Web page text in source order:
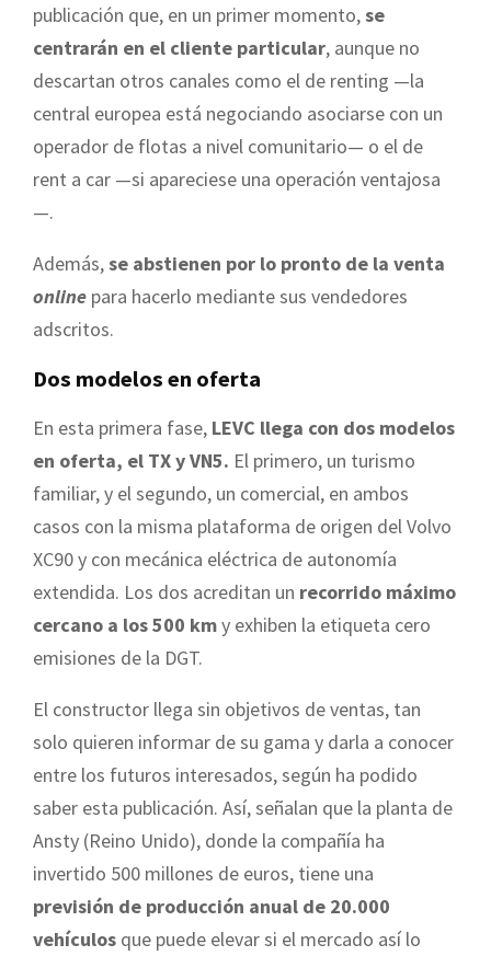
publicación que, en un primer momento,se
centrarán en el cliente particular, aunque no
descartan otros canales como el de renting —la
central europea está negociando asociarse con un
operador de flotas a nivel comunitario— o el de
rent a car —si apareciese una operación ventajosa
—.
Además,se abstienen por lo pronto de la venta
online para hacerlo mediante sus vendedores
adscritos.
Dos modelos en oferta
En esta primera fase, LEVC llega con dos modelos
en oferta, el TX y VN5. El primero, un turismo
familiar, y el segundo, un comercial, en ambos
casos con la misma plataforma de origen del Volvo
XC90 y con mecánica eléctrica de autonomía
extendida. Los dos acreditan un recorrido máximo
cercano a los 500 kmy exhiben la etiqueta cero
emisiones de la DGT.
El constructor llega sin objetivos de ventas, tan
solo quieren informar de su gama y darla a conocer
entre los futuros interesados, según ha podido
saber esta publicación. Así, señalan que la planta de
Ansty (Reino Unido), donde la compañía ha
invertido 500 millones de euros, tiene una
previsión de producción anual de 20.000
vehículos que puede elevar si el mercado así lo